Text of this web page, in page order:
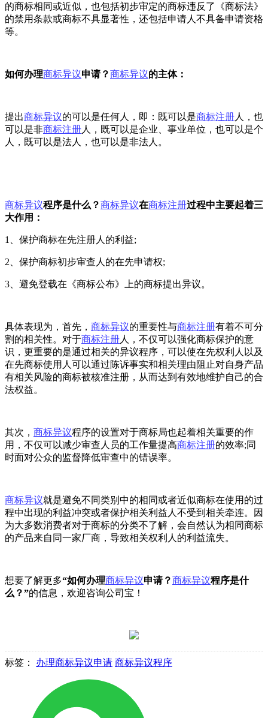
的商标相同或近似，也包括初步审定的商标违反了《商标法》
的禁用条款或商标不具显著性，还包括申请人不具备申请资格
等。
如何办理商标异议申请？商标异议的主体：
提出商标异议的可以是任何人，即：既可以是商标注册人，也
可以是非商标注册人，既可以是企业、事业单位，也可以是个
人，既可以是法人，也可以是非法人。
商标异议程序是什么？商标异议在商标注册过程中主要起着三
大作用：
1、保护商标在先注册人的利益;
2、保护商标初步审查人的在先申请权;
3、避免登载在《商标公布》上的商标提出异议。
具体表现为，首先， 商标异议的重要性与商标注册有着不可分
割的相关性。对于商标注册人，不仅可以强化商标保护的意
识，更重要的是通过相关的异议程序，可以使在先权利人以及
在先商标使用人可以通过陈诉事实和相关理由阻止对自身产品
有相关风险的商标被核准注册，从而达到有效地维护自己的合
法权益。
其次， 商标异议程序的设置对于商标局也起着相关重要的作
用，不仅可以减少审查人员的工作量提高商标注册的效率;同
时面对公众的监督降低审查中的错误率。
商标异议就是避免不同类别中的相同或者近似商标在使用的过
程中出现的利益冲突或者保护相关利益人不受到相关牵连。因
为大多数消费者对于商标的分类不了解，会自然认为相同商标
的产品来自同一家厂商，导致相关权利人的利益流失。
想要了解更多“如何办理商标异议申请？商标异议程序是什
么？”的信息，欢迎咨询公司宝！
标签： 办理商标异议申请 商标异议程序